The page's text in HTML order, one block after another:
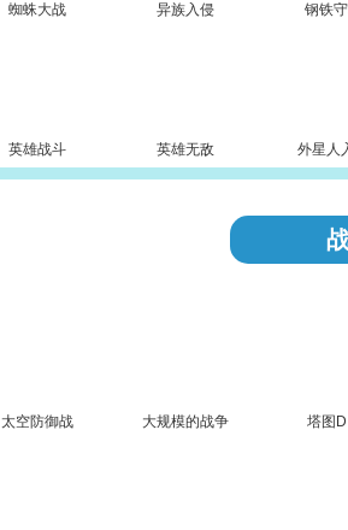
蜘蛛大战 异族入侵 钢铁
英雄战斗 英雄无敌 外星人
太空防御战 大规模的战争 塔图